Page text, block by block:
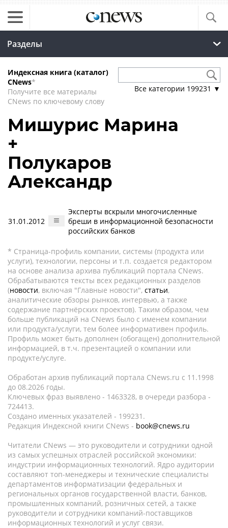
Разделы
Индексная книга (каталог)
CNews*
Получите все материалы
CNews по ключевому слову
Все категории 199231 ▼
Мишурис Марина
+
Полукаров
Александр
31.01.2012
Эксперты вскрыли многочисленные
бреши в информационной безопасности
российских банков
* Страница-профиль компании, системы (продукта или
услуги), технологии, персоны и т.п. создается редактором
на основе анализа архива публикаций портала CNews.
Обрабатываются тексты всех редакционных разделов
(новости, включая "Главные новости", статьи,
аналитические обзоры рынков, интервью, а также
содержание партнёрских проектов). Таким образом, чем
больше публикаций на CNews было с именем компании
или продукта/услуги, тем более информативен профиль.
Профиль может быть дополнен (обогащен) дополнительной
информацией, в т.ч. презентацией о компании или
продукте/услуге.
Обработан архив публикаций портала CNews.ru c 11.1998
до 08.2026 годы.
Ключевых фраз выявлено - 1463328, в очереди разбора -
724413.
Создано именных указателей - 199231.
Редакция Индексной книги CNews - book@cnews.ru
Читатели CNews — это руководители и сотрудники одной
из самых успешных отраслей российской экономики:
индустрии информационных технологий. Ядро аудитории
составляют топ-менеджеры и технические специалисты
департаментов информатизации федеральных и
региональных органов государственной власти, банков,
промышленных компаний, розничных сетей, а также
руководители и сотрудники компаний-поставщиков
информационных технологий и услуг связи.